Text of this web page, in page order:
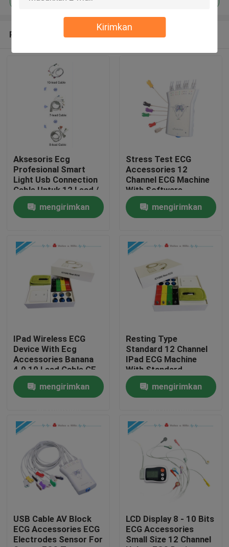
Kirimkan
Rumah
Produk
Tur Pabrik
Kontrol kualitas
Permintaan Penawaran
Company News
Mesin EKG Genggam
Rekomendasi Produk
Aksesoris Ecg
Profesional Smart
Light Usb Connection
Cable Untuk 12 Lead /
3 Lead
mengirimkan
Stress Test ECG
Accessories 12
Channel ECG Machine
With Software
mengirimkan
IPad Wireless ECG
Device With Ecg
Accessories Banana
4.0 10 Lead Cable CE
mengirimkan
Resting Type
Standard 12 Channel
IPad ECG Machine
With Standard
Accessories
mengirimkan
USB Cable AV Block
ECG Accessories ECG
Electrodes Sensor For
LCD Display 8 - 10 Bits
ECG Accessories
Small Size 12 Channel